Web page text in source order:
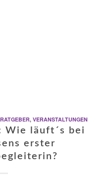
RATGEBER, VERANSTALTUNGEN
Wie läuft´s bei
erster